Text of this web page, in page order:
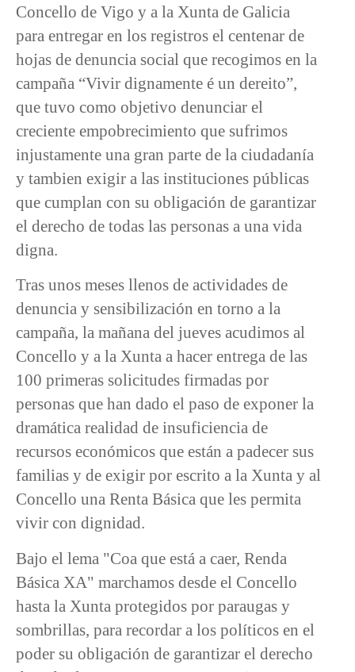
Concello de Vigo y a la Xunta de Galicia
para entregar en los registros el centenar de
hojas de denuncia social que recogimos en la
campaña “Vivir dignamente é un dereito”,
que tuvo como objetivo denunciar el
creciente empobrecimiento que sufrimos
injustamente una gran parte de la ciudadanía
y tambien exigir a las instituciones públicas
que cumplan con su obligación de garantizar
el derecho de todas las personas a una vida
digna.
Tras unos meses llenos de actividades de
denuncia y sensibilización en torno a la
campaña, la mañana del jueves acudimos al
Concello y a la Xunta a hacer entrega de las
100 primeras solicitudes firmadas por
personas que han dado el paso de exponer la
dramática realidad de insuficiencia de
recursos económicos que están a padecer sus
familias y de exigir por escrito a la Xunta y al
Concello una Renta Básica que les permita
vivir con dignidad.
Bajo el lema "Coa que está a caer, Renda
Básica XA" marchamos desde el Concello
hasta la Xunta protegidos por paraugas y
sombrillas, para recordar a los políticos en el
poder su obligación de garantizar el derecho